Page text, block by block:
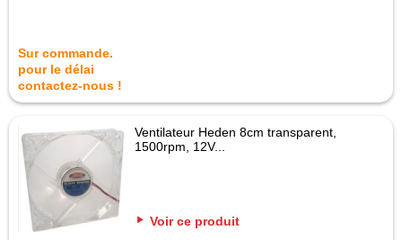
Sur commande.
pour le délai
contactez-nous !
Ventilateur Heden 8cm transparent,
1500rpm, 12V...
Voir ce produit